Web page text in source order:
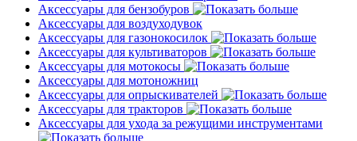
Аксессуары для бензобуров
Аксессуары для воздуходувок
Аксессуары для газонокосилок
Аксессуары для культиваторов
Аксессуары для мотокосы
Аксессуары для мотоножниц
Аксессуары для опрыскивателей
Аксессуары для тракторов
Аксессуары для ухода за режущими инструментами